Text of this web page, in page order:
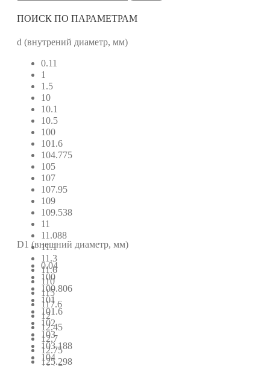
ПОИСК ПО ПАРАМЕТРАМ
d (внутрений диаметр, мм)
0.11
1
1.5
10
10.1
10.5
100
101.6
104.775
105
107
107.95
109
109.538
11
11.088
11.1
11.3
11.6
110
115
117.6
12
12.45
12.7
12.75
125.298
D1 (внешний диаметр, мм)
0.04
100
100.806
101
101.6
102
103
103.188
104